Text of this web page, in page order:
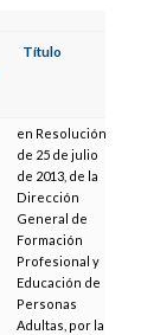
Título
en Resolución
de 25 de julio
de 2013, de la
Dirección
General de
Formación
Profesional y
Educación de
Personas
Adultas, por la